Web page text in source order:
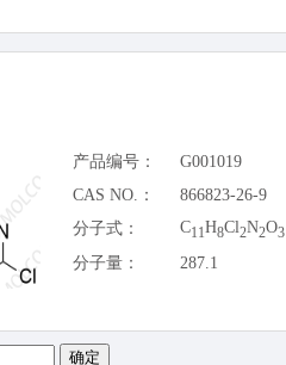
产品编号：
G001019
CAS NO.：
866823-26-9
分子式：
C11H8Cl2N2O3
分子量： 287.1